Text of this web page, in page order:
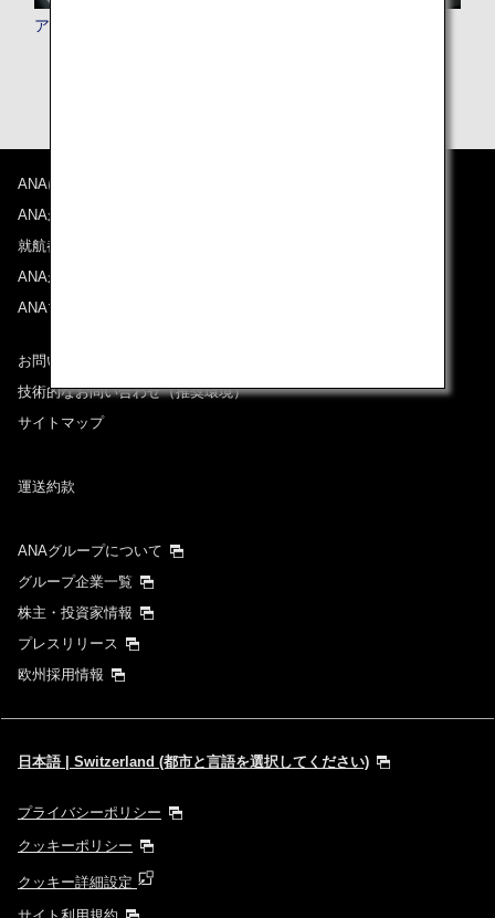
アドバンスサービス
ANAについて
ANAからのお知らせ
就航都市
ANAがお約束する体験
ANAマイレージクラブ
お問い合わせ
技術的なお問い合わせ（推奨環境）
サイトマップ
運送約款
ANAグループについて
グループ企業一覧
株主・投資家情報
プレスリリース
欧州採用情報
日本語 | Switzerland (都市と言語を選択してください)
プライバシーポリシー
クッキーポリシー
クッキー詳細設定